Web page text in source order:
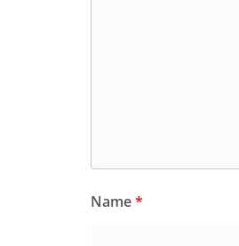
Name*